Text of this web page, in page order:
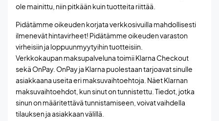
ole mainittu, niin pitkään kuin tuotteita riittää.
Pidätämme oikeuden korjata verkkosivuilla mahdollisesti
ilmenevät hintavirheet! Pidätämme oikeuden varaston
virheisiin ja loppuunmyytyihin tuotteisiin.
Verkkokaupan maksupalveluna toimii Klarna Checkout
sekä OnPay. OnPay ja Klarna puolestaan tarjoavat sinulle
asiakkaana useita eri maksuvaihtoehtoja. Näet Klarnan
maksuvaihtoehdot, kun sinut on tunnistettu. Tiedot, jotka
sinun on määritettävä tunnistamiseen, voivat vaihdella
tilauksen ja asiakkaan välillä.